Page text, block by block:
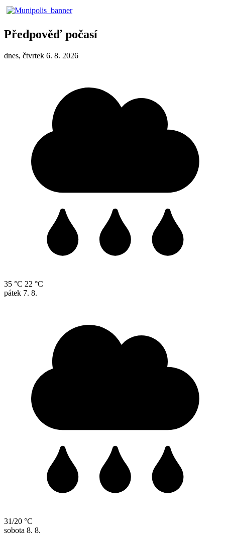
Předpověď počasí
dnes, čtvrtek 6. 8. 2026
35 °C 22 °C
pátek 7. 8.
31/20 °C
sobota 8. 8.